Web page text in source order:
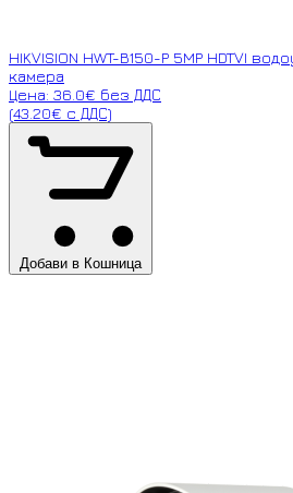
HIKVISION HWT-B150-P 5MP HDTVI
камера
Цена: 36.0€ без ДДС
(43.20€ с ДДС)
Добави в Кошница